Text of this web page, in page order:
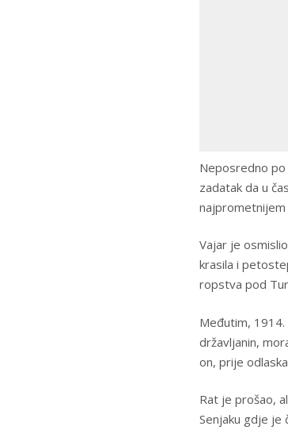
Neposredno
zadatak da u
Vajar je
krasila i
ropstva pod
Međutim,
državljanin,
on, prije
Rat je prošao,
Senjaku gdje je